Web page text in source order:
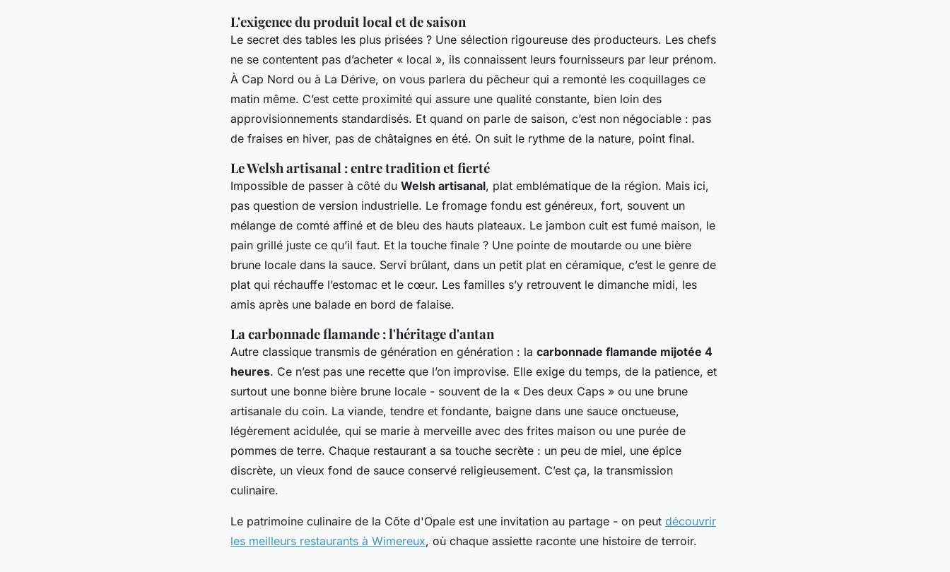
L'exigence du produit local et de saison
Le secret des tables les plus prisées ? Une sélection rigoureuse des producteurs. Les chefs
ne se contentent pas d’acheter « local », ils connaissent leurs fournisseurs par leur prénom.
À Cap Nord ou à La Dérive, on vous parlera du pêcheur qui a remonté les coquillages ce
matin même. C’est cette proximité qui assure une qualité constante, bien loin des
approvisionnements standardisés. Et quand on parle de saison, c’est non négociable : pas
de fraises en hiver, pas de châtaignes en été. On suit le rythme de la nature, point final.
Le Welsh artisanal : entre tradition et fierté
Impossible de passer à côté du Welsh artisanal, plat emblématique de la région. Mais ici,
pas question de version industrielle. Le fromage fondu est généreux, fort, souvent un
mélange de comté affiné et de bleu des hauts plateaux. Le jambon cuit est fumé maison, le
pain grillé juste ce qu’il faut. Et la touche finale ? Une pointe de moutarde ou une bière
brune locale dans la sauce. Servi brûlant, dans un petit plat en céramique, c’est le genre de
plat qui réchauffe l’estomac et le cœur. Les familles s’y retrouvent le dimanche midi, les
amis après une balade en bord de falaise.
La carbonnade flamande : l'héritage d'antan
Autre classique transmis de génération en génération : la carbonnade flamande mijotée 4
heures. Ce n’est pas une recette que l’on improvise. Elle exige du temps, de la patience, et
surtout une bonne bière brune locale - souvent de la « Des deux Caps » ou une brune
artisanale du coin. La viande, tendre et fondante, baigne dans une sauce onctueuse,
légèrement acidulée, qui se marie à merveille avec des frites maison ou une purée de
pommes de terre. Chaque restaurant a sa touche secrète : un peu de miel, une épice
discrète, un vieux fond de sauce conservé religieusement. C’est ça, la transmission
culinaire.
Le patrimoine culinaire de la Côte d'Opale est une invitation au partage - on peut découvrir
les meilleurs restaurants à Wimereux, où chaque assiette raconte une histoire de terroir.